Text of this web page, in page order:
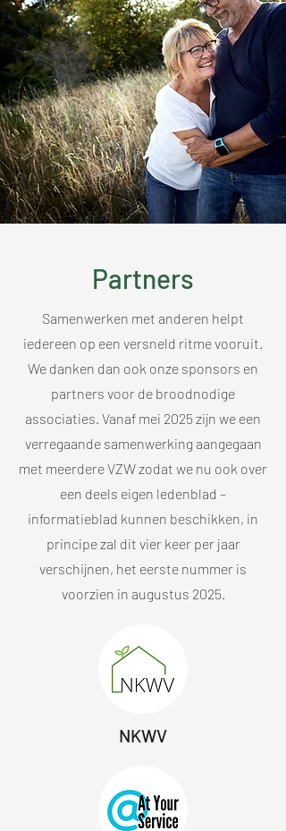
Partners
Samenwerken met anderen helpt
iedereen op een versneld ritme vooruit.
We danken dan ook onze sponsors en
partners voor de broodnodige
associaties. Vanaf mei 2025 zijn we een
verregaande samenwerking aangegaan
met meerdere VZW zodat we nu ook over
een deels eigen ledenblad –
informatieblad kunnen beschikken, in
principe zal dit vier keer per jaar
verschijnen, het eerste nummer is
voorzien in augustus 2025.
NKWV